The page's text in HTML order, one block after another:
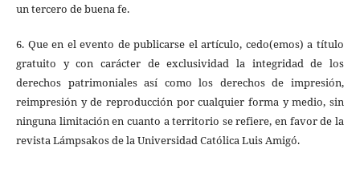
un tercero de buena fe.
6. Que en el evento de publicarse el artículo, cedo(emos) a título
gratuito y con carácter de exclusividad la integridad de los
derechos patrimoniales así como los derechos de impresión,
reimpresión y de reproducción por cualquier forma y medio, sin
ninguna limitación en cuanto a territorio se refiere, en favor de la
revista Lámpsakos de la Universidad Católica Luis Amigó.